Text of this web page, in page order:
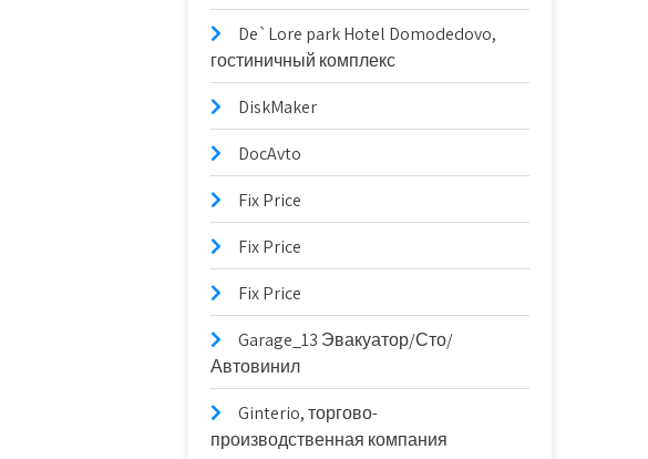
De`Lore park Hotel Domodedovo,
гостиничный комплекс
DiskMaker
DocAvto
Fix Price
Fix Price
Fix Price
Garage_13 Эвакуатор/Сто/
Автовинил
Ginterio, торгово-
производственная компания